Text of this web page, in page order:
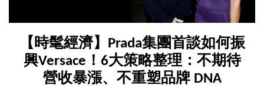
【時髦經濟】Prada集團首談如何振
興Versace！6大策略整理：不期待
營收暴漲、不重塑品牌 DNA